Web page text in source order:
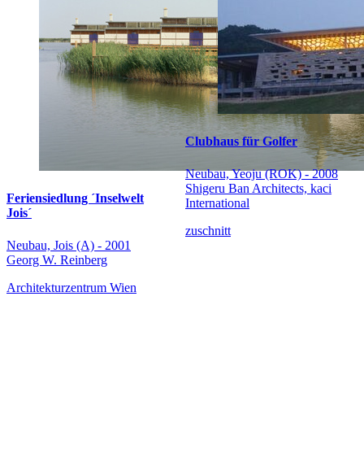
Feriensiedlung ´Inselwelt
Jois´
Neubau, Jois (A) - 2001
Georg W. Reinberg
Architekturzentrum Wien
Clubhaus für Golfer
Neubau, Yeoju (ROK) - 2008
Shigeru Ban Architects, kaci
International
zuschnitt